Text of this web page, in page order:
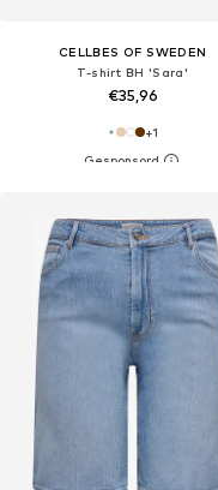
CELLBES OF SWEDEN
T-shirt BH 'Sara'
€35,96
+1